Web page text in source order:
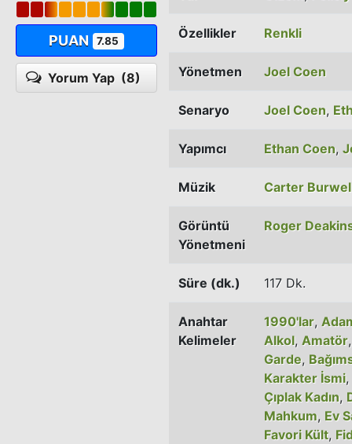
PUAN 7.85
Yorum Yap (8)
Özellikler Renkli
Yönetmen Joel Coen
Senaryo Joel Coen,
Yapımcı Ethan Coen,
Müzik Carter
Görüntü
Yönetmeni
Roger
Süre (dk.) 117 Dk.
Anahtar
Kelimeler
1990'lar,
Alkol, Amatör
Garde,
Karakter İsmi,
Çıplak Kadın,
Mahkum, Ev
Favori Kült,